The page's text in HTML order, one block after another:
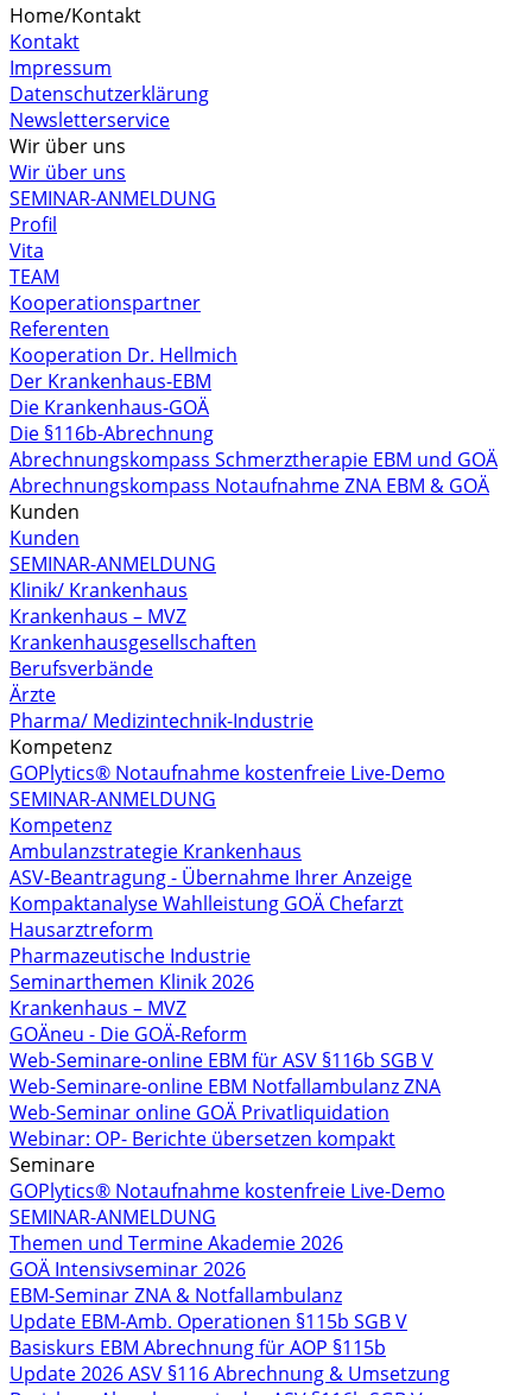
Home/Kontakt
Kontakt
Impressum
Datenschutzerklärung
Newsletterservice
Wir über uns
Wir über uns
SEMINAR-ANMELDUNG
Profil
Vita
TEAM
Kooperationspartner
Referenten
Kooperation Dr. Hellmich
Der Krankenhaus-EBM
Die Krankenhaus-GOÄ
Die §116b-Abrechnung
Abrechnungskompass Schmerztherapie EBM und GOÄ
Abrechnungskompass Notaufnahme ZNA EBM & GOÄ
Kunden
Kunden
SEMINAR-ANMELDUNG
Klinik/ Krankenhaus
Krankenhaus – MVZ
Krankenhausgesellschaften
Berufsverbände
Ärzte
Pharma/ Medizintechnik-Industrie
Kompetenz
GOPlytics® Notaufnahme kostenfreie Live-Demo
SEMINAR-ANMELDUNG
Kompetenz
Ambulanzstrategie Krankenhaus
ASV-Beantragung - Übernahme Ihrer Anzeige
Kompaktanalyse Wahlleistung GOÄ Chefarzt
Hausarztreform
Pharmazeutische Industrie
Seminarthemen Klinik 2026
Krankenhaus – MVZ
GOÄneu - Die GOÄ-Reform
Web-Seminare-online EBM für ASV §116b SGB V
Web-Seminare-online EBM Notfallambulanz ZNA
Web-Seminar online GOÄ Privatliquidation
Webinar: OP- Berichte übersetzen kompakt
Seminare
GOPlytics® Notaufnahme kostenfreie Live-Demo
SEMINAR-ANMELDUNG
Themen und Termine Akademie 2026
GOÄ Intensivseminar 2026
EBM-Seminar ZNA & Notfallambulanz
Update EBM-Amb. Operationen §115b SGB V
Basiskurs EBM Abrechnung für AOP §115b
Update 2026 ASV §116 Abrechnung & Umsetzung